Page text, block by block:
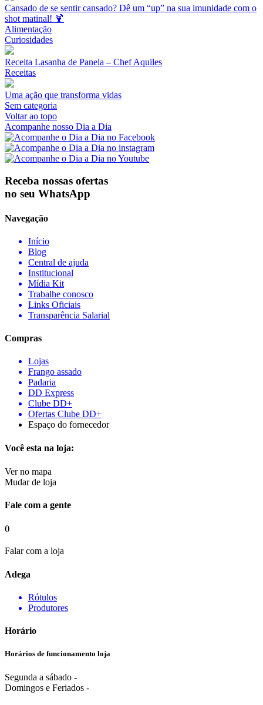
Cansado de se sentir cansado? Dê um “up” na sua imunidade com o
shot matinal! 🍹
Alimentação
Curiosidades
Receita Lasanha de Panela – Chef Aquiles
Receitas
Uma ação que transforma vidas
Sem categoria
Voltar ao topo
Acompanhe nosso Dia a Dia
Receba nossas ofertas
no seu WhatsApp
Navegação
Início
Blog
Central de ajuda
Institucional
Mídia Kit
Trabalhe conosco
Links Oficiais
Transparência Salarial
Compras
Lojas
Frango assado
Padaria
DD Express
Clube DD+
Ofertas Clube DD+
Espaço do fornecedor
Você esta na loja:
Ver no mapa
Mudar de loja
Fale com a gente
()
Falar com a loja
Adega
Rótulos
Produtores
Horário
Horários de funcionamento loja
Segunda a sábado -
Domingos e Feriados -